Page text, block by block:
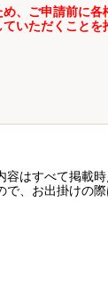
め、ご申請前に
いただくことを
はすべて掲載
で、お出掛けの